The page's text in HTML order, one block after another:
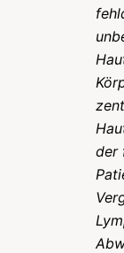
der